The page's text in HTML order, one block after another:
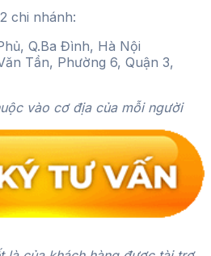
chi nhánh:
Q.Ba Đình, Hà Nội
Tần, Phường 6, Quận 3,
vào cơ địa của mỗi người